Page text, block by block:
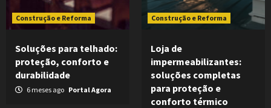
Construção e Reforma
Soluções para telhado:
proteção, conforto e
durabilidade
6 meses ago Portal Agora
Construção e Reforma
Loja de
impermeabilizantes:
soluções completas
para proteção e
conforto térmico